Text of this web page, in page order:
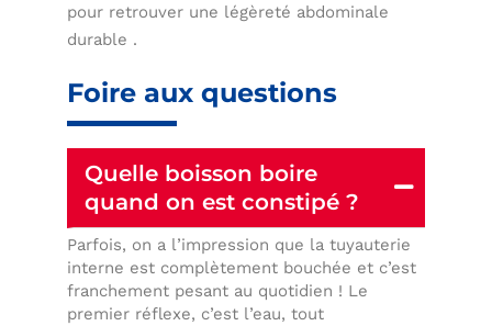
pour retrouver une légèreté abdominale
durable .
Foire aux questions
Quelle boisson boire
quand on est constipé ?
Parfois, on a l’impression que la tuyauterie
interne est complètement bouchée et c’est
franchement pesant au quotidien ! Le
premier réflexe, c’est l’eau, tout